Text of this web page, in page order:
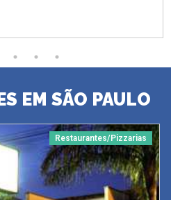
EM SÃO PAULO
Restaurantes/Pizzarias